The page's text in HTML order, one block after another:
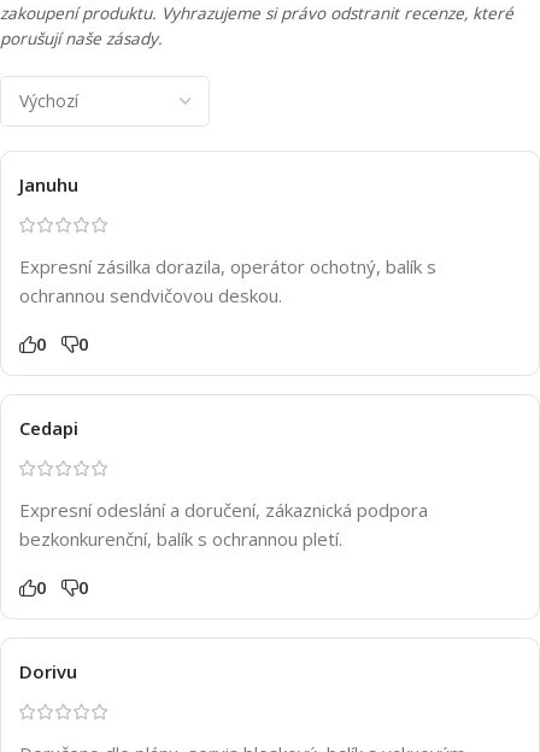
zakoupení produktu. Vyhrazujeme si právo odstranit recenze, které
porušují naše zásady.
Januhu
Expresní zásilka dorazila, operátor ochotný, balík s
ochrannou sendvičovou deskou.
0 0
Cedapi
Expresní odeslání a doručení, zákaznická podpora
bezkonkurenční, balík s ochrannou pletí.
0 0
Dorivu